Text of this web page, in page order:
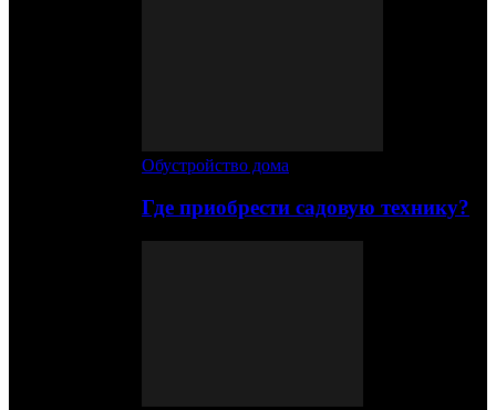
Обустройство дома
Где приобрести садовую технику?